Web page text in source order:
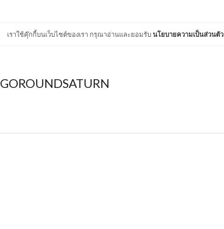
เราใช้คุ๊กกี้บนเว็บไซต์ของเรา กรุณาอ่านและยอมรับนโยบายความเป็นส่วนตัว
GOROUNDSATURN